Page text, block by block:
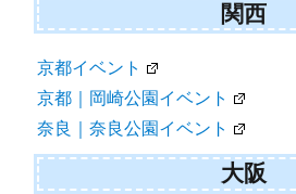
関西
京都イベント
京都｜岡崎公園イベント
奈良｜奈良公園イベント
大阪